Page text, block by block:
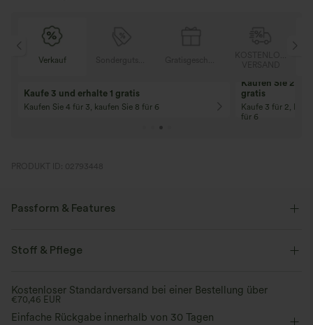
Verkauf
Kaufe 3 und erhalte 1 gratis
Kaufen Sie 4 für 3, kaufen Sie 8 für 6
Kaufen Sie 2
gratis
Kaufe 3 für 2,
für 6
PRODUKT ID: 02793448
Passform & Features
Stoff & Pflege
Kostenloser Standardversand bei einer Bestellung über
€70,46 EUR
Einfache Rückgabe innerhalb von 30 Tagen